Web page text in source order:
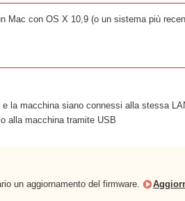
Mac con OS X 10,9 (o un sistema più
la macchina siano connessi alla stessa
alla macchina tramite USB
un aggiornamento del firmware.